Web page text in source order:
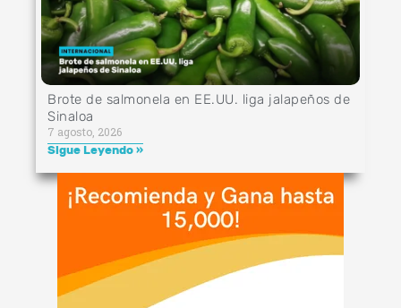
Brote de salmonela en EE.UU. liga jalapeños de
Sinaloa
7 agosto, 2026
Sigue Leyendo »